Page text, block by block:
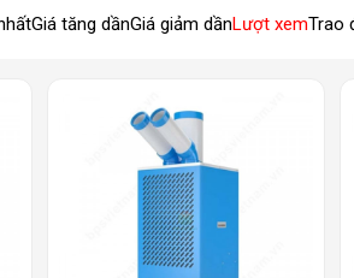
Giá tăng dầnGiá giảm dầnLượt xemTrao